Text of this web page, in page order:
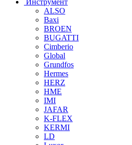
ALSO
Baxi
BROEN
BUGATTI
Cimberio
Global
Grundfos
Hermes
HERZ
HME
IMI
JAFAR
K-FLEX
KERMI
LD